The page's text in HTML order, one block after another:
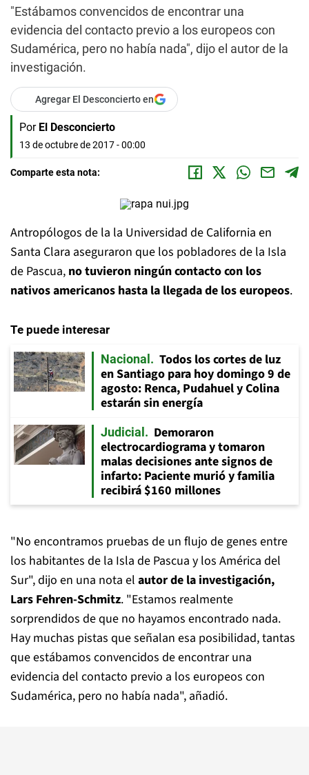
"Estábamos convencidos de encontrar una
evidencia del contacto previo a los europeos con
Sudamérica, pero no había nada", dijo el autor de la
investigación.
Agregar El Desconcierto en
Por El Desconcierto
13 de octubre de 2017 - 00:00
Comparte esta nota:
Antropólogos de la la Universidad de California en
Santa Clara aseguraron que los pobladores de la Isla
de Pascua, no tuvieron ningún contacto con los
nativos americanos hasta la llegada de los europeos.
Te puede interesar
Nacional
Todos los cortes de luz
en Santiago para hoy domingo 9 de
agosto: Renca, Pudahuel y Colina
estarán sin energía
Judicial
Demoraron
electrocardiograma y tomaron
malas decisiones ante signos de
infarto: Paciente murió y familia
recibirá $160 millones
"No encontramos pruebas de un flujo de genes entre
los habitantes de la Isla de Pascua y los América del
Sur", dijo en una nota el autor de la investigación,
Lars Fehren-Schmitz. "Estamos realmente
sorprendidos de que no hayamos encontrado nada.
Hay muchas pistas que señalan esa posibilidad, tantas
que estábamos convencidos de encontrar una
evidencia del contacto previo a los europeos con
Sudamérica, pero no había nada", añadió.